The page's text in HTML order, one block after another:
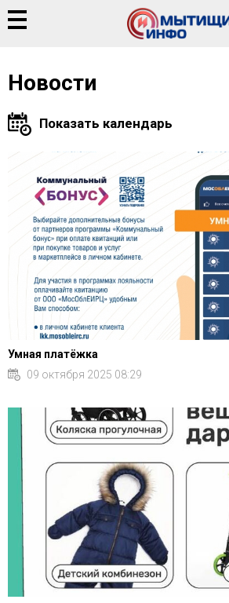
Новости
Умная платёжка
09 октября 2025 08:29